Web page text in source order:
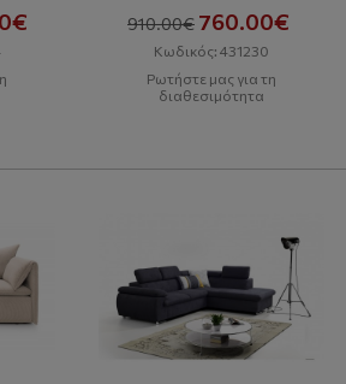
910.00€ 760.00€
Κωδικός: 431230
Ρωτήστε μας για τη
διαθεσιμότητα